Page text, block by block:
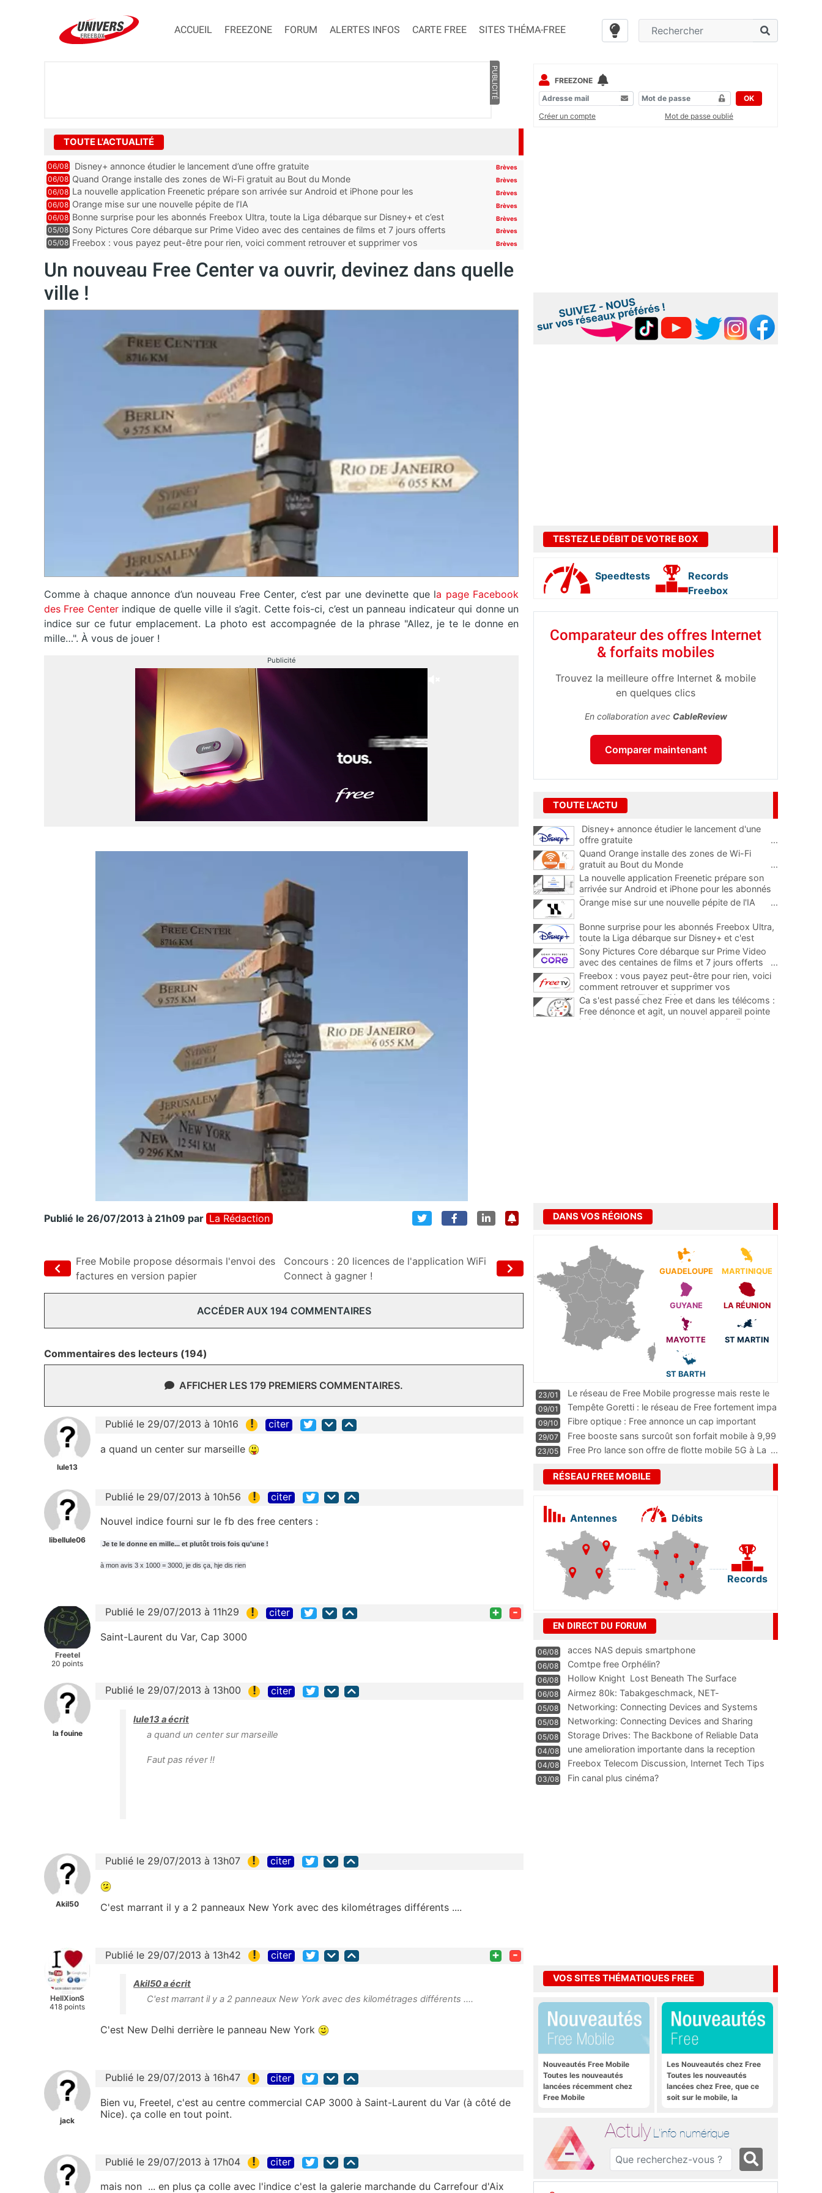
ACCUEIL FREEZONE FORUM ALERTES INFOS CARTE FREE SITES THÉMA-FREE
PUBLICITÉ
TOUTE L'ACTUALITÉ
06/08 Disney+ annonce étudier le lancement d’une offre gratuite Brèves
06/08 Quand Orange installe des zones de Wi-Fi gratuit au Bout du Monde Brèves
06/08 La nouvelle application Freenetic prépare son arrivée sur Android et iPhone pour les
abonnés Freebox, testez la
Brèves
06/08 Orange mise sur une nouvelle pépite de l’IA Brèves
06/08 Bonne surprise pour les abonnés Freebox Ultra, toute la Liga débarque sur Disney+ et c’est
inclus
Brèves
05/08 Sony Pictures Core débarque sur Prime Video avec des centaines de films et 7 jours offerts Brèves
05/08 Freebox : vous payez peut-être pour rien, voici comment retrouver et supprimer vos
Brèves
Un nouveau Free Center va ouvrir, devinez dans quelle
ville !
Comme à chaque annonce d’un nouveau Free Center, c’est par une devinette que la page Facebook
des Free Centerindique de quelle ville il s’agit. Cette fois-ci, c’est un panneau indicateur qui donne un
indice sur ce futur emplacement. La photo est accompagnée de la phrase "Allez, je te le donne en
mille…". À vous de jouer !
Publicité
Publié le 26/07/2013 à 21h09 par La Rédaction
Free Mobile propose désormais l'envoi des
factures en version papier
Concours : 20 licences de l'application WiFi
Connect à gagner !
ACCÉDER AUX 194 COMMENTAIRES
Commentaires des lecteurs (194)
AFFICHER LES 179 PREMIERS COMMENTAIRES.
lule13
Publié le 29/07/2013 à 10h16 ! citer
a quand un center sur marseille
libellule06
Publié le 29/07/2013 à 10h56 ! citer
Nouvel indice fourni sur le fb des free centers :
Je te le donne en mille... et plutôt trois fois qu'une !
à mon avis 3 x 1000 = 3000, je dis ça, hje dis rien
Freetel
20 points
Publié le 29/07/2013 à 11h29 ! citer + -
Saint-Laurent du Var, Cap 3000
la fouine
Publié le 29/07/2013 à 13h00 ! citer
lule13 a écrit
a quand un center sur marseille
Faut pas réver !!
Akil50
Publié le 29/07/2013 à 13h07 ! citer
C'est marrant il y a 2 panneaux New York avec des kilométrages différents ....
HellXionS
418 points
Publié le 29/07/2013 à 13h42 ! citer + -
Akil50 a écrit
C'est marrant il y a 2 panneaux New York avec des kilométrages différents ....
C'est New Delhi derrière le panneau New York
jack
Publié le 29/07/2013 à 16h47 ! citer
Bien vu, Freetel, c'est au centre commercial CAP 3000 à Saint-Laurent du Var (à côté de
Nice). ça colle en tout point.
Publié le 29/07/2013 à 17h04 ! citer
mais non ... en plus ça colle avec l'indice c'est la galerie marchande du Carrefour d'Aix
FREEZONE
OK
Créer un compte
Mot de passe oublié
TESTEZ LE DÉBIT DE VOTRE BOX
Speedtests
Records
Freebox
Comparateur des offres Internet
& forfaits mobiles
Trouvez la meilleure offre Internet & mobile
en quelques clics
En collaboration avec CableReview
Comparer maintenant
TOUTE L'ACTU
Disney+ annonce étudier le lancement d'une
offre gratuite
...
Quand Orange installe des zones de Wi-Fi
gratuit au Bout du Monde
...
La nouvelle application Freenetic prépare son
arrivée sur Android et iPhone pour les abonnés
Freebox, testez la
Orange mise sur une nouvelle pépite de l'IA ...
Bonne surprise pour les abonnés Freebox Ultra,
toute la Liga débarque sur Disney+ et c'est
inclus
Sony Pictures Core débarque sur Prime Video
avec des centaines de films et 7 jours offerts
...
Freebox : vous payez peut-être pour rien, voici
comment retrouver et supprimer vos
abonnements TV oubliés
...
Ca s'est passé chez Free et dans les télécoms :
Free dénonce et agit, un nouvel appareil pointe
le bout de son nez chez des abonnés Freebox...
DANS VOS RÉGIONS
GUADELOUPE MARTINIQUE
GUYANE LA RÉUNION
MAYOTTE ST MARTIN
ST BARTH
23/01
Le réseau de Free Mobile progresse mais reste le
m
...
09/01
Tempête Goretti : le réseau de Free fortement impa
09/10
Fibre optique : Free annonce un cap important
pass
...
29/07
Free booste sans surcoût son forfait mobile à 9,99
23/05 Free Pro lance son offre de flotte mobile 5G à La ...
RÉSEAU FREE MOBILE
Antennes Débits
Records
EN DIRECT DU FORUM
06/08 acces NAS depuis smartphone
06/08 Comtpe free Orphélin?
06/08 Hollow Knight  Lost Beneath The Surface
06/08
Airmez 80k: Tabakgeschmack, NET-
Technologie und Leistung im
05/08 Networking: Connecting Devices and Systems
05/08
Networking: Connecting Devices and Sharing
Information
05/08
Storage Drives: The Backbone of Reliable Data
Management
04/08
une amelioration importante dans la reception
WIFI
04/08
Freebox Telecom Discussion, Internet Tech Tips
Communi
03/08 Fin canal plus cinéma?
VOS SITES THÉMATIQUES FREE
Nouveautés Free Mobile
Toutes les nouveautés
lancées récemment chez
Free Mobile
Les Nouveautés chez Free
Toutes les nouveautés
lancées chez Free, que ce
soit sur le mobile, la
Actuly L'info numérique